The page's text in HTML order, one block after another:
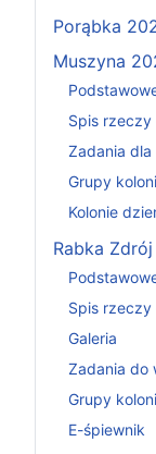
Porąbka
Muszyna
Spis rzeczy
Zadania
Grupy
Kolonie
Rabka
Spis rzeczy
Galeria
Zadania do
Grupy
E-śpiewnik